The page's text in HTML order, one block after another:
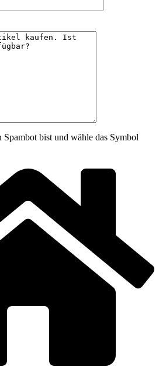
Spambot bist und wähle das Symbol